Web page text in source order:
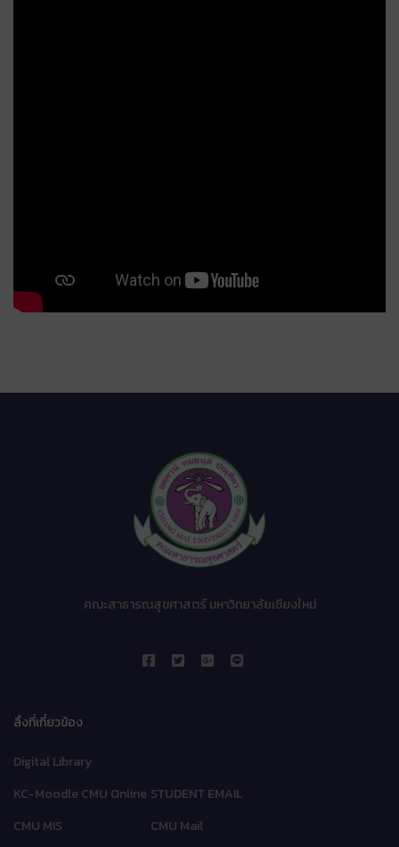
คณะสาธารณสุขศาสตร์ มหาวิทยาลัยเชียงใหม่
ลิ้งที่เกี่ยวข้อง
Digital Library
KC-Moodle CMU Online
CMU MIS
STUDENT EMAIL
CMU Mail